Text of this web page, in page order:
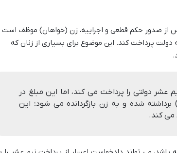
از صدور حکم قطعی و اجراییه، زن (خواهان) موظف است
دولت پرداخت کند. این موضوع برای بسیاری از زنان که
عشر دولتی را پرداخت می کند، اما این مبلغ در
شده و به زن بازگردانده می شود؛ این
می کند.